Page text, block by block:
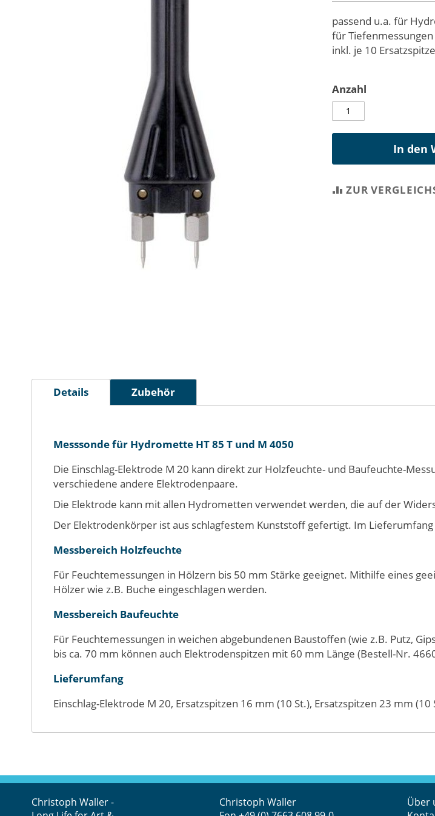
Anfang
passend u.a. für
für
inkl. je 10
Anzahl
In den
ZUR
Details
Messsonde für Hydromette HT 85 T und M 4050
Die Einschlag-Elektrode M 20 kann direkt zur Holzfeuchte- und Baufeuchte-
verschiedene andere Elektrodenpaare.
Die Elektrode kann mit allen Hydrometten verwendet werden, die auf der
Der Elektrodenkörper ist aus schlagfestem Kunststoff gefertigt. Im
Messbereich Holzfeuchte
Für Feuchtemessungen in Hölzern bis 50 mm Stärke geeignet. Mithilfe eines
Hölzer wie z.B. Buche eingeschlagen werden.
Messbereich Baufeuchte
Für Feuchtemessungen in weichen abgebundenen Baustoffen (wie z.B. Putz,
bis ca. 70 mm können auch Elektrodenspitzen mit 60 mm Länge (Bestell-Nr.
Lieferumfang
Einschlag-Elektrode M 20, Ersatzspitzen 16 mm (10 St.), Ersatzspitzen 23 mm (10
Zubehör
Christoph Waller -
Christoph Waller
Über